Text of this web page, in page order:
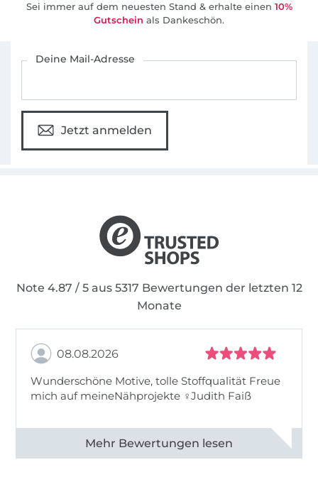
einfach mit einer bebildernden Schritt-für-
können. Auch für Fortgeschrittene Näher ist
testen.
Sei immer auf dem neuesten Stand & erhalte einen 10%
Gutschein als Dankeschön.
Deine Mail-Adresse
Jetzt anmelden
Note 4.87 / 5 aus 5317 Bewertungen der letzten 12
Monate
08.08.2026
Wunderschöne Motive, tolle Stoffqualität Freue
mich auf meineNähprojekte ♀Judith Faiß
Alle 82990 Bewertungen ansehen